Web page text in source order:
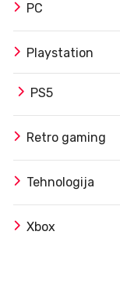
PC
Playstation
PS5
Retro gaming
Tehnologija
Xbox